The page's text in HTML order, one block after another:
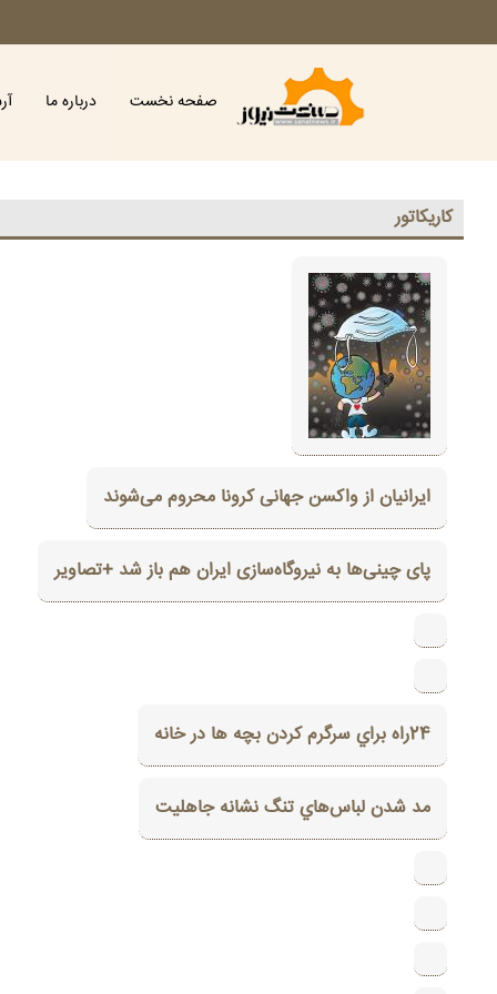
صفحه نخست درباره ما
كاريكاتور
ایرانیان از واکسن جهانی کرونا محروم می‌شوند
پای چینی‌ها به نیروگاه‌‌سازی ایران هم باز شد +تصاویر
24راه براي سرگرم کردن بچه ها در خانه
مد شدن لباس‌هاي تنگ نشانه جاهليت